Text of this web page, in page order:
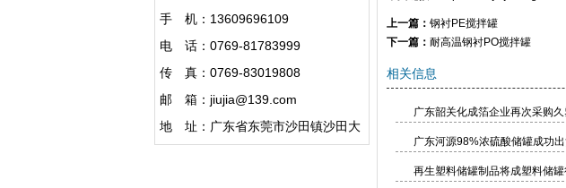
手 机：13609696109
电 话：0769-81783999
传 真：0769-83019808
邮 箱：jiujia@139.com
地 址：广东省东莞市沙田镇沙田大
上一篇： 钢衬PE搅拌罐
下一篇： 耐高温钢衬PO搅拌罐
相关信息
广东韶关化成箔企业再次采购
广东河源98%浓硫酸储罐成功
再生塑料储罐制品将成塑料储